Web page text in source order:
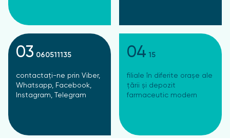
03 060511135
contactați-ne prin Viber,
Whatsapp, Facebook,
Instagram, Telegram
04 15
filiale în diferite orașe ale
țării și depozit
farmaceutic modern